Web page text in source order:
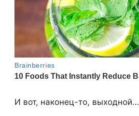
И вот, наконец-то, выходной…